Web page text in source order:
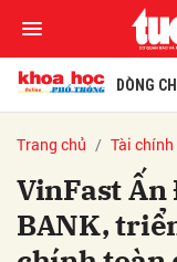
DÒNG
Trang chủ Tài chính
VinFast Ấn
BANK,